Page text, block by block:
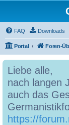
FAQ Downloads
Portal Foren-
Liebe alle,
nach langen
auch das
https://